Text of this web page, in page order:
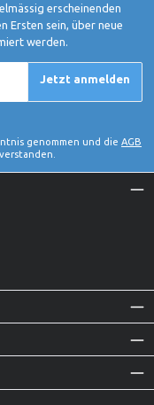
erscheinenden
Ersten sein, über neue
werden.
Jetzt anmelden
genommen und die AGB